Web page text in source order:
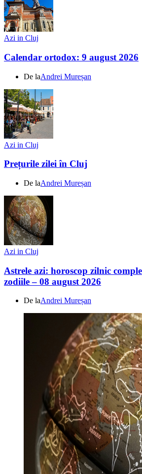
Azi in Cluj
Calendar ortodox: 9 august 2026
De laAndrei Mureșan
Azi in Cluj
Prețurile zilei în Cluj
De laAndrei Mureșan
Azi in Cluj
Astrele azi: horoscop zilnic
zodiile – 08 august 2026
De laAndrei Mureșan